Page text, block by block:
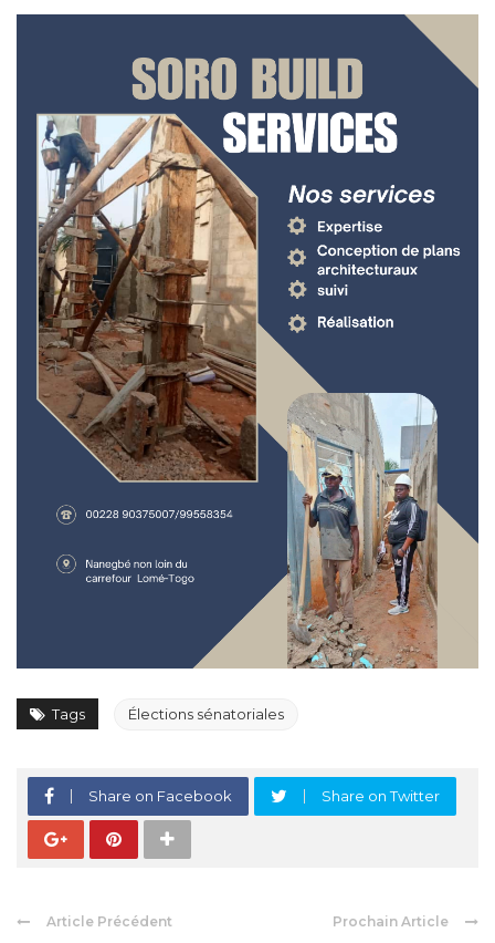
Tags Élections sénatoriales
Share on Facebook Share on Twitter
Article Précédent Prochain Article